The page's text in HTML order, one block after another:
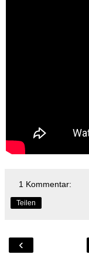
1 Kommentar:
Teilen
‹